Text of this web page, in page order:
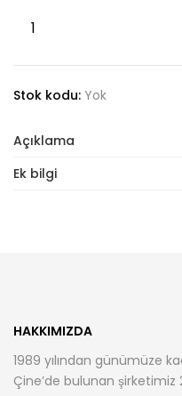
Gömlek
Oturtmalı
adet
Stok kodu: Yok
Açıklama
Ek bilgi
HAKKIMIZDA
1989 yılından günümüze
Çine’de bulunan şirketimiz